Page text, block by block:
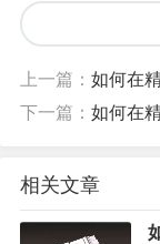
上一篇： 如何在
下一篇： 如何在精
相关文章